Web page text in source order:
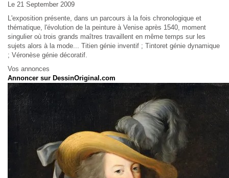
Le 21 September 2009
L'exposition présente, dans un parcours à la fois chronologique et
thématique, l'évolution de la peinture à Venise après 1540, moment
singulier où trois grands maîtres travaillent en même temps sur les
sujets alors à la mode... Titien génie inventif ; Tintoret génie dynamique
; Véronèse génie décoratif.
Vos annonces
Annoncer sur DessinOriginal.com